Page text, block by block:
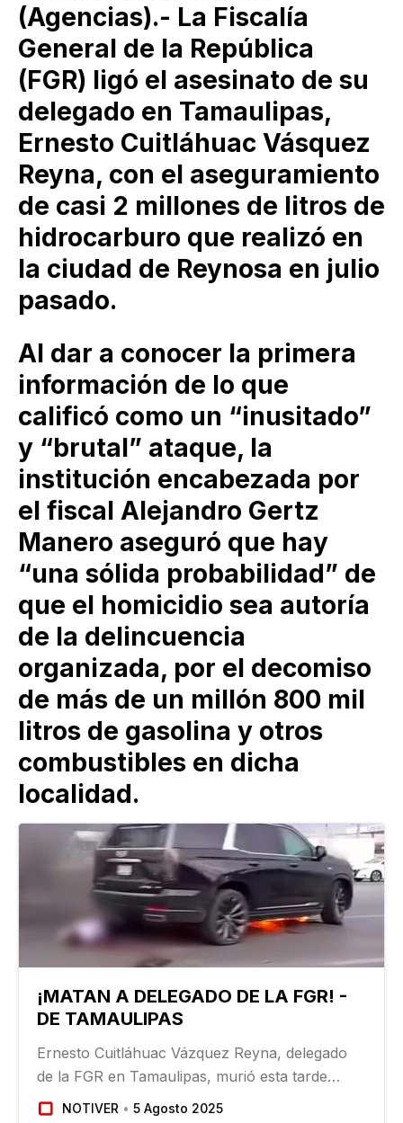
(Agencias).- La Fiscalía
General de la República
(FGR) ligó el asesinato de su
delegado en Tamaulipas,
Ernesto Cuitláhuac Vásquez
Reyna, con el aseguramiento
de casi 2 millones de litros de
hidrocarburo que realizó en
la ciudad de Reynosa en julio
pasado.
Al dar a conocer la primera
información de lo que
calificó como un “inusitado”
y “brutal” ataque, la
institución encabezada por
el fiscal Alejandro Gertz
Manero aseguró que hay
“una sólida probabilidad” de
que el homicidio sea autoría
de la delincuencia
organizada, por el decomiso
de más de un millón 800 mil
litros de gasolina y otros
combustibles en dicha
localidad.
¡MATAN A DELEGADO DE LA FGR! -
DE TAMAULIPAS
Ernesto Cuitláhuac Vázquez Reyna, delegado
de la FGR en Tamaulipas, murió esta tarde
víctima de un atentado cuando desconocidos
NOTIVER 5 Agosto 2025